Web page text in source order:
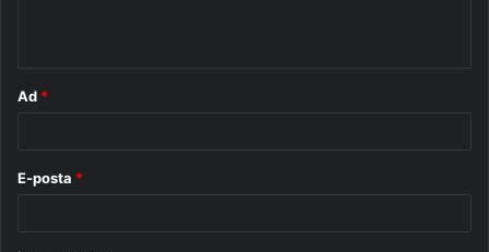
Ad *
E-posta *